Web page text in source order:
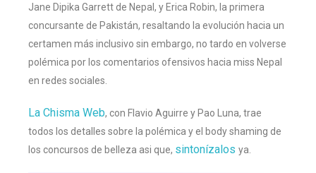
Jane Dipika Garrett de Nepal, y Erica Robin, la primera
concursante de Pakistán, resaltando la evolución hacia un
certamen más inclusivo​​ sin embargo, no tardo en volverse
polémica por los comentarios ofensivos hacia miss Nepal
en redes sociales.
La Chisma Web, con Flavio Aguirre y Pao Luna, trae
todos los detalles sobre la polémica y el body shaming de
los concursos de belleza asi que, sintonízalos ya.